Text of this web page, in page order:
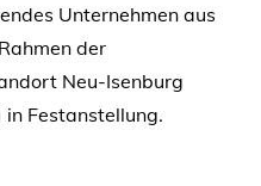
Unternehmen aus
der
Neu-Isenburg
in Festanstellung.